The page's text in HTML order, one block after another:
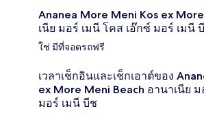
Ananea More Meni Kos ex
เนีย มอร์ เมนี โคส เอ๊กซ์ มอร์ เมนี
ใช่ มีที่จอดรถฟรี
เวลาเช็กอินและเช็กเอาต์ของ
ex More Meni Beach อานาเนีย
มอร์ เมนี บีช